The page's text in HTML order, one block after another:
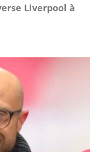
Liverpool à